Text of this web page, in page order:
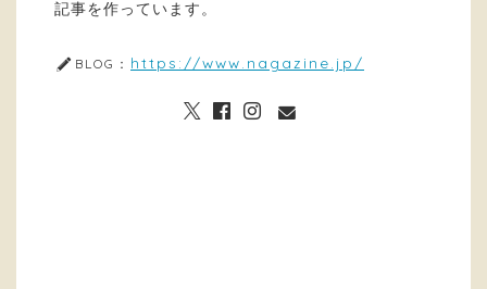
記事を作っています。
BLOG： https://www.nagazine.jp/